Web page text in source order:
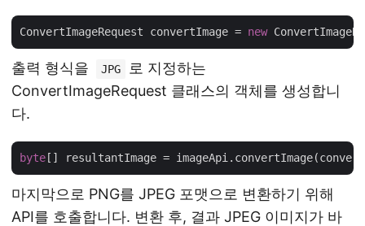
ConvertImageRequest convertImage = new
출력 형식을 JPG
로 지정하는
ConvertImageRequest 클래스의 객체를 생성합니
다.
byte
마지막으로 PNG를 JPEG 포맷으로 변환하기 위해
API를 호출합니다. 변환 후, 결과 JPEG 이미지가 바